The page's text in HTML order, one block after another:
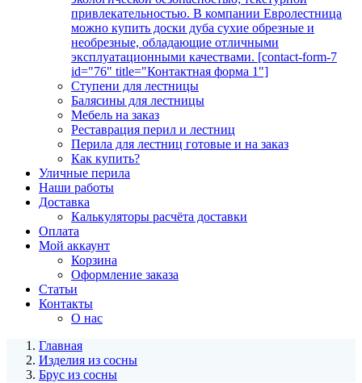
привлекательностью. В компании Евролестница
можно купить доски дуба сухие обрезные и
необрезные, обладающие отличными
эксплуатационными качествами. [contact-form-7
id="76" title="Контактная форма 1"]
Ступени для лестницы
Балясины для лестницы
Мебель на заказ
Реставрация перил и лестниц
Перила для лестниц готовые и на заказ
Как купить?
Уличные перила
Наши работы
Доставка
Калькуляторы расчёта доставки
Оплата
Мой аккаунт
Корзина
Оформление заказа
Статьи
Контакты
О нас
Главная
Изделия из сосны
Брус из сосны